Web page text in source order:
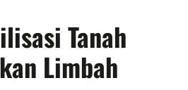
Tanah
Limbah